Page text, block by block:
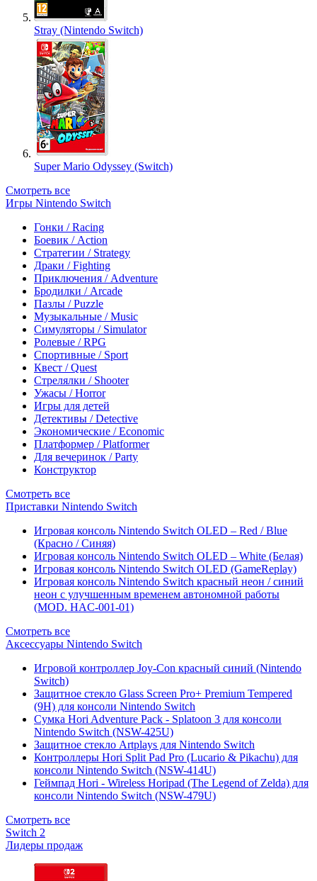
Stray (Nintendo Switch)
Super Mario Odyssey (Switch)
Смотреть все
Игры Nintendo Switch
Гонки / Racing
Боевик / Action
Стратегии / Strategy
Драки / Fighting
Приключения / Adventure
Бродилки / Arcade
Пазлы / Puzzle
Музыкальные / Music
Симуляторы / Simulator
Ролевые / RPG
Спортивные / Sport
Квест / Quest
Стрелялки / Shooter
Ужасы / Horror
Игры для детей
Детективы / Detective
Экономические / Economic
Платформер / Platformer
Для вечеринок / Party
Конструктор
Смотреть все
Приставки Nintendo Switch
Игровая консоль Nintendo Switch OLED – Red / Blue
(Красно / Синяя)
Игровая консоль Nintendo Switch OLED – White (Белая)
Игровая консоль Nintendo Switch OLED (GameReplay)
Игровая консоль Nintendo Switch красный неон / синий
неон с улучшенным временем автономной работы
(MOD. HAC-001-01)
Смотреть все
Аксессуары Nintendo Switch
Игровой контроллер Joy-Con красный синий (Nintendo
Switch)
Защитное стекло Glass Screen Pro+ Premium Tempered
(9H) для консоли Nintendo Switch
Сумка Hori Adventure Pack - Splatoon 3 для консоли
Nintendo Switch (NSW-425U)
Защитное стекло Artplays для Nintendo Switch
Контроллеры Hori Split Pad Pro (Lucario & Pikachu) для
консоли Nintendo Switch (NSW-414U)
Геймпад Hori - Wireless Horipad (The Legend of Zelda) для
консоли Nintendo Switch (NSW-479U)
Смотреть все
Switch 2
Лидеры продаж